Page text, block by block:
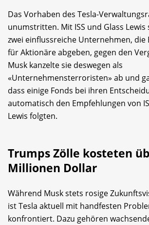
Das Vorhaben des Tesla-
unumstritten. Mit ISS und Glass Lewis
zwei einflussreiche Unternehmen, die
für Aktionäre abgeben, gegen den
Musk kanzelte sie deswegen als
«Unternehmensterroristen» ab und
dass einige Fonds bei ihren
automatisch den Empfehlungen von
Lewis folgten.
Trumps Zölle kosteten
Millionen Dollar
Während Musk stets rosige
ist Tesla aktuell mit handfesten
konfrontiert. Dazu gehören